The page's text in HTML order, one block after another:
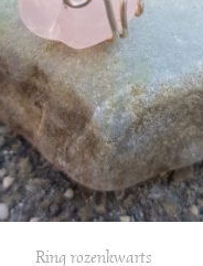
Ring rozenkwarts